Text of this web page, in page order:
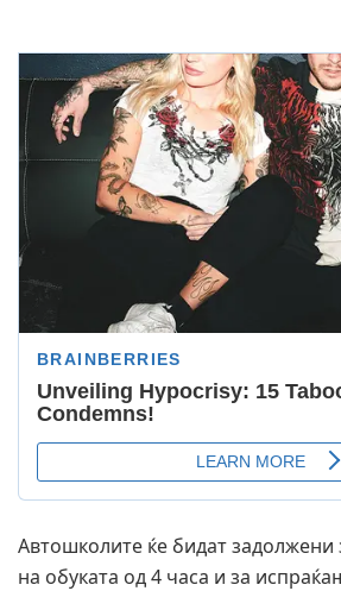
Автошколите ќе бидат
на обуката од 4 часа и за